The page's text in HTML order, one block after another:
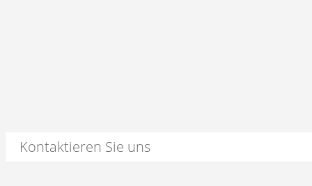
Kontaktieren Sie uns